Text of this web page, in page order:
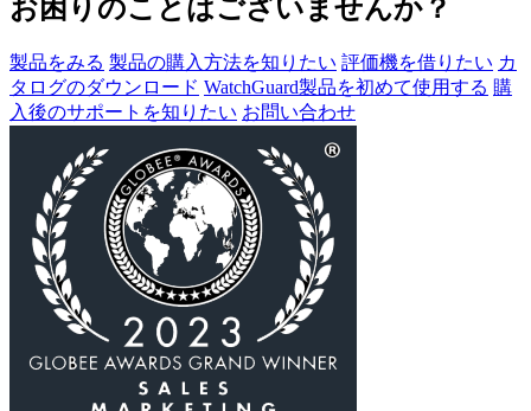
お困りのことはございませんか？
製品をみる 製品の購入方法を知りたい 評価機を借りたい カ
タログのダウンロード WatchGuard製品を初めて使用する 購
入後のサポートを知りたい お問い合わせ